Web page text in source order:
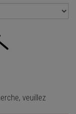
veuillez